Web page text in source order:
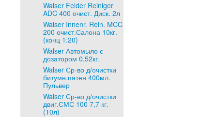
Walser Felder Reiniger
ADC 400 очист. Диск. 2л
Walser Innenr. Rein. MCC
200 очист.Салона 10кг.
(конц 1:20)
Walser Автомыло с
дозатором 0,52кг.
Walser Ср-во д/очистки
битумн.пятен 400мл.
Пульвер
Walser Ср-во д/очистки
двиг.СМС 100 7,7 кг.
(10л)